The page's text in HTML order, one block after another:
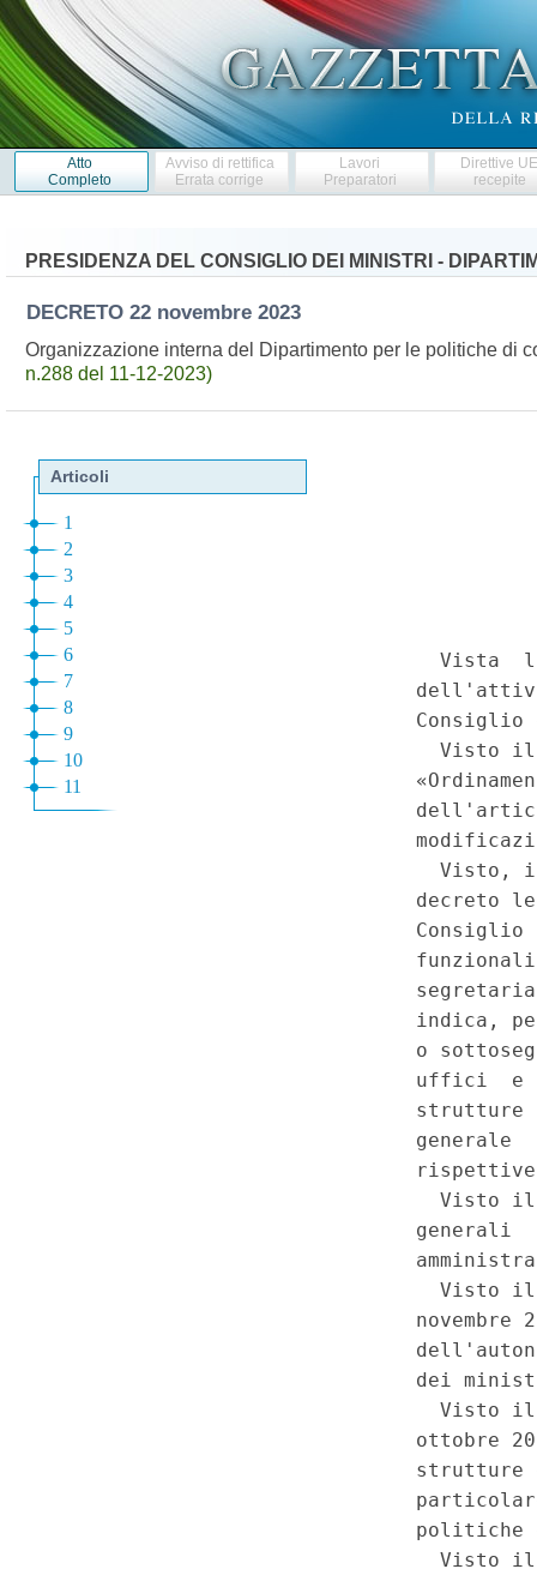
Atto
Completo
Avviso di rettifica
Errata corrige
Lavori
Preparatori
Direttive
recepite
PRESIDENZA DEL CONSIGLIO DEI MINISTRI -
DECRETO 22 novembre 2023
Organizzazione interna del Dipartimento per le politiche di
n.288 del 11-12-2023)